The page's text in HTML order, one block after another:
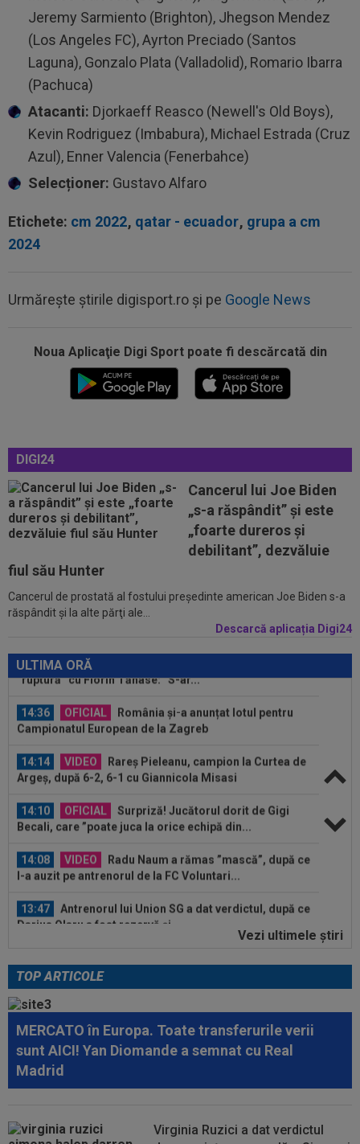
Jeremy Sarmiento (Brighton), Jhegson Mendez
(Los Angeles FC), Ayrton Preciado (Santos
Laguna), Gonzalo Plata (Valladolid), Romario Ibarra
(Pachuca)
Atacanti: Djorkaeff Reasco (Newell's Old Boys),
Kevin Rodriguez (Imbabura), Michael Estrada (Cruz
Azul), Enner Valencia (Fenerbahce)
Selecționer: Gustavo Alfaro
Etichete: cm 2022, qatar - ecuador, grupa a cm
2024
Urmărește știrile digisport.ro și pe Google News
Noua Aplicaţie Digi Sport poate fi descărcată din
DIGI24
Cancerul lui Joe Biden
„s-a răspândit” şi este
„foarte dureros și
debilitant”, dezvăluie
fiul său Hunter
Cancerul de prostată al fostului preşedinte american Joe Biden s-a
răspândit şi la alte părţi ale...
Descarcă aplicația Digi24
ULTIMA ORĂ
14:36 OFICIAL
România și-a anunțat lotul pentru
14:14 VIDEO
Rareș Pieleanu, campion la Curtea de
Argeș, după 6-2, 6-1 cu Giannicola Misasi
OFICIAL
Surpriză! Jucătorul dorit de Gigi
14:08 VIDEO
Radu Naum a rămas ”mască”, după ce
l-a auzit pe antrenorul de la FC Voluntari...
13:47
Antrenorul lui Union SG a dat verdictul, după ce
Darius Olaru a fost rezervă și...
Sepsi - FCSB | LIVE VIDEO, luni, 21:30, DGS 1.
Roș-albaștrii, ”ca acasă” la...
14:59
De nicăieri! Președintele unui club din
SuperLigă, ”pariu nebun”: ”Când face...
”ruptură” cu Florin Tănase: ”S-ar...
Campionatul European de la Zagreb
Argeș, după 6-2, 6-1 cu Giannicola Misasi
Becali, care ”poate juca la orice echipă din...
l-a auzit pe antrenorul de la FC Voluntari...
Darius Olaru a fost rezervă și...
Sepsi - FCSB | LIVE VIDEO, luni, 21:30, DGS 1.
14:59
De nicăieri! Președintele unui club din
SuperLigă, ”pariu nebun”: ”Când face...
14:49
Marius Baciu a spus totul despre presupusa
”ruptură” cu Florin Tănase: ”S-ar...
14:36 OFICIAL
România și-a anunțat lotul pentru
14:14 VIDEO Rareș Pieleanu, campion la Curtea de
Vezi ultimele ştiri
TOP ARTICOLE
MERCATO în Europa. Toate transferurile verii
sunt AICI! Yan Diomande a semnat cu Real
Madrid
Virginia Ruzici a dat verdictul